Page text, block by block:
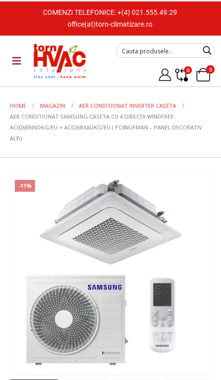
COMENZI TELEFONICE:+(4) 021.555.49.29
office(at)torn-climatizare.ro
0 0
HOME MAGAZIN
AER CONDITIONAT INVERTER CASETA
AER CONDITIONAT SAMSUNG CASETA CU 4 DIRECȚII WINDFREE
AC026RNNDKG/EU + AC026RXADKG/EU ( PC4NUFMAN – PANEL DECORATIV
ALB)
-11%